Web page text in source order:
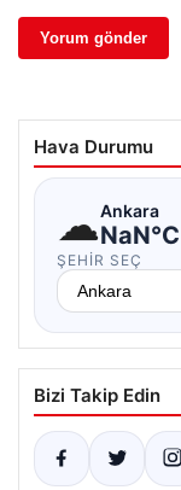
Hava Durumu
☁Ankara
NaN°C
ŞEHIR SEÇ
Bizi Takip Edin